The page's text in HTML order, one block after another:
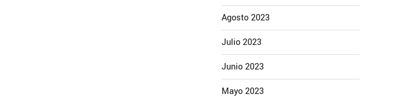
Agosto 2023
Julio 2023
Junio 2023
Mayo 2023